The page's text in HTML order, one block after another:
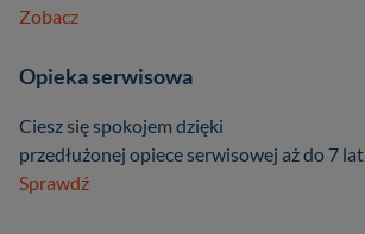
Zobacz
Opieka serwisowa
Ciesz się spokojem dzięki
przedłużonej opiece serwisowej aż do 7 lat.
Sprawdź